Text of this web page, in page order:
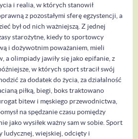
i realia, w których stanowił
z pozostałymi sferę egzystencji, a
był od nich ważniejszą. Z jednej
starożytne, kiedy to sportowcy
i dożywotnim poważaniem, mieli
a olimpiady jawiły się jako epifanie, z
w których sport stracił swój
za dodatek do życia, za działalność
piłką, biegi, boks traktowano
bitew i męskiego przewodnictwa,
na spędzanie czasu pomiędzy
jako wysiłek ważny sam w sobie. Sport
ludycznej, wiejskiej, odcięty i